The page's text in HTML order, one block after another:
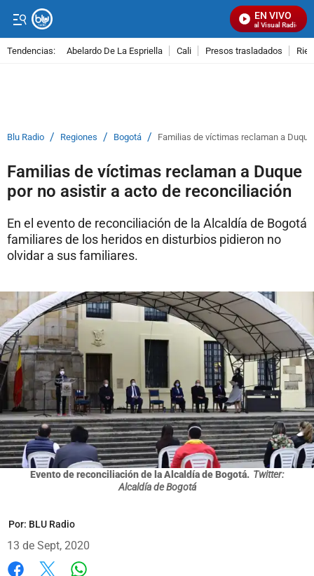
EN VIVO
Señal Visual Radio
Tendencias: Abelardo De La Espriella Cali Presos trasladados
Blu Radio / Regiones / Bogotá / Familias de víctimas reclaman a
Familias de víctimas reclaman a Duque
por no asistir a acto de reconciliación
En el evento de reconciliación de la Alcaldía de Bogotá
familiares de los heridos en disturbios pidieron no
olvidar a sus familiares.
Evento de reconciliación de la Alcaldía de Bogotá. Twitter:
Alcaldía de Bogotá
Por: BLU Radio
13 de Sept, 2020